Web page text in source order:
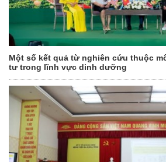
Một số kết quả từ nghiên cứu thuộc
tư trong lĩnh vực dinh dưỡng